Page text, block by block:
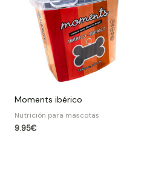
Moments ibérico
Nutrición para mascotas
9.95€